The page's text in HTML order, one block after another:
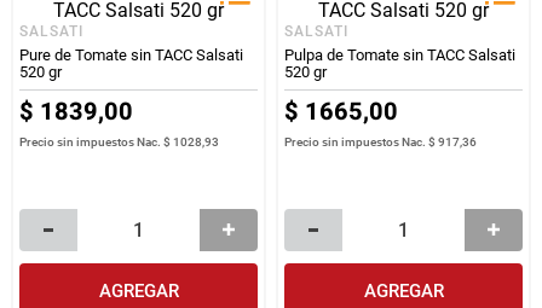
SALSATI
Pure de Tomate sin TACC Salsati
520 gr
$ 1839,00
Precio sin impuestos Nac.$ 1028,93
AGREGAR
SALSATI
Pulpa de Tomate sin TACC Salsati
520 gr
$ 1665,00
Precio sin impuestos Nac.$ 917,36
AGREGAR